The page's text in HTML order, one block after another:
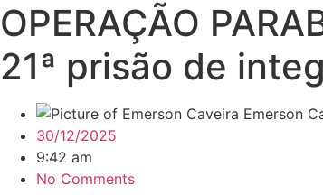
OPERAÇÃO
21ª prisão de
Emerson
30/12/2025
9:42 am
No Comments